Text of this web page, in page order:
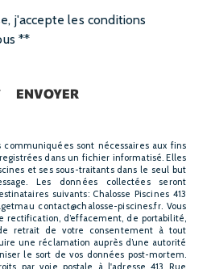
j'accepte les conditions
**
ENVOYER
sont nécessaires aux fins
dans un fichier informatisé. Elles
et ses sous-traitants dans le seul but
Les données collectées seront
suivants: Chalosse Piscines 413
contact@chalosse-piscines.fr. Vous
rectification, d’effacement, de portabilité,
retrait de votre consentement à tout
une réclamation auprès d’une autorité
le sort de vos données post-mortem.